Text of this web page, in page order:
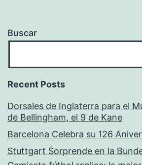
Buscar
Recent Posts
Dorsales de Inglaterra para el
de Bellingham, el 9 de Kane
Barcelona Celebra su 126
Stuttgart Sorprende en la